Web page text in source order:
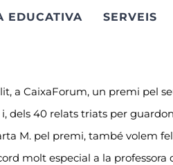
EDUCATIVA SERVEIS
a CaixaForum, un premi pel
dels 40 relats triats per
M. pel premi, també volem
molt especial a la professora